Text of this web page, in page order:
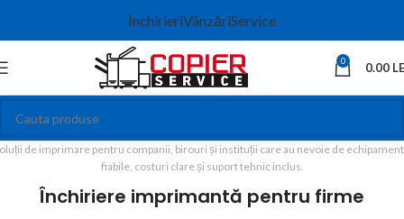
ÎnchirieriVânzăriService
0 0.00
de imprimare pentru companii, birouri și instituții care au nevoie de
fiabile, costuri clare și suport tehnic inclus.
Închiriere imprimantă pentru firme